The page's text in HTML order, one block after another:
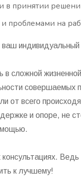
в принятии
проблемами на
индивидуальный
в сложной
совершаемых
от всего
и опоре, не
к лучшему!